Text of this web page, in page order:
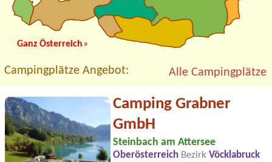
Ganz Österreich»
Campingplätze Angebot: Alle Campingplätze
Camping Grabner
GmbH
Steinbach am Attersee
Oberösterreich Bezirk Vöcklabruck